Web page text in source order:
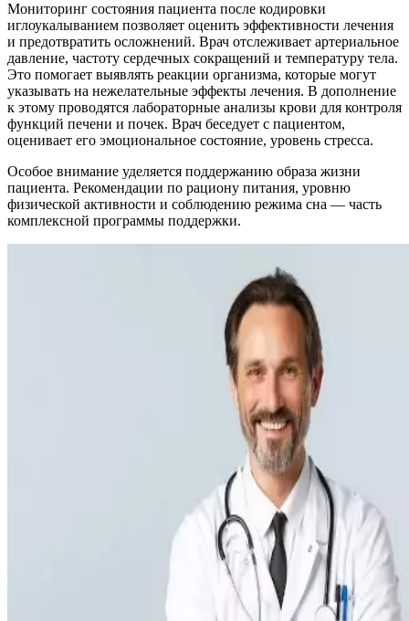
Мониторинг состояния пациента после кодировки
иглоукалыванием позволяет оценить эффективности лечения
и предотвратить осложнений. Врач отслеживает артериальное
давление, частоту сердечных сокращений и температуру тела.
Это помогает выявлять реакции организма, которые могут
указывать на нежелательные эффекты лечения. В дополнение
к этому проводятся лабораторные анализы крови для контроля
функций печени и почек. Врач беседует с пациентом,
оценивает его эмоциональное состояние, уровень стресса.
Особое внимание уделяется поддержанию образа жизни
пациента. Рекомендации по рациону питания, уровню
физической активности и соблюдению режима сна — часть
комплексной программы поддержки.